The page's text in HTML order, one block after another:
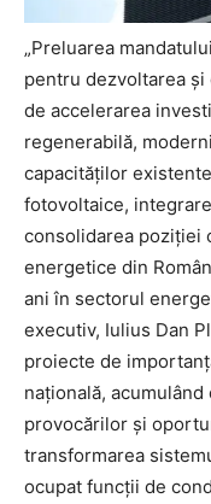
„Preluarea
pentru dezvoltarea
de accelerarea
regenerabilă,
capacităților
fotovoltaice,
consolidarea poziției
energetice din
ani în sectorul
executiv, Iulius Dan
proiecte de
națională,
provocărilor și
transformarea
ocupat funcții de